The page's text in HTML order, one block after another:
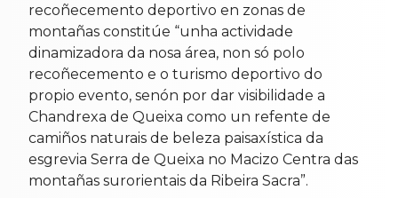
recoñecemento deportivo en zonas de
montañas constitúe “unha actividade
dinamizadora da nosa área, non só polo
recoñecemento e o turismo deportivo do
propio evento, senón por dar visibilidade a
Chandrexa de Queixa como un refente de
camiños naturais de beleza paisaxística da
esgrevia Serra de Queixa no Macizo Centra das
montañas surorientais da Ribeira Sacra”.